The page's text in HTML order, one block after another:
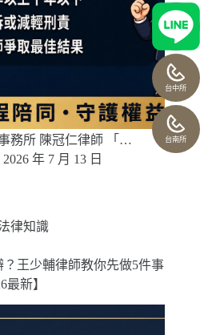
務所 陳冠仁律師 「…
2026 年 7 月 13 日
律知識
王少輔律師教你先做5件事
最新】
台中所
台南所